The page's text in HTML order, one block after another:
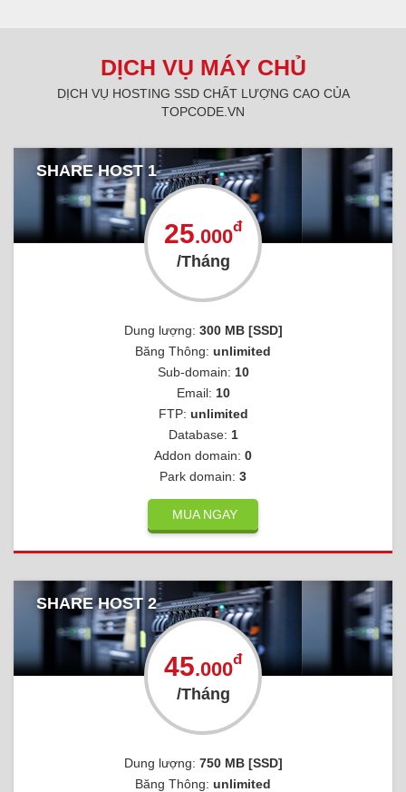
DỊCH VỤ MÁY CHỦ
DỊCH VỤ HOSTING SSD CHẤT LƯỢNG CAO CỦA
TOPCODE.VN
SHARE HOST 1
25.000đ
/Tháng
Dung lượng: 300 MB [SSD]
Băng Thông: unlimited
Sub-domain: 10
Email: 10
FTP: unlimited
Database: 1
Addon domain: 0
Park domain: 3
MUA NGAY
SHARE HOST 2
45.000đ
/Tháng
Dung lượng: 750 MB [SSD]
Băng Thông: unlimited